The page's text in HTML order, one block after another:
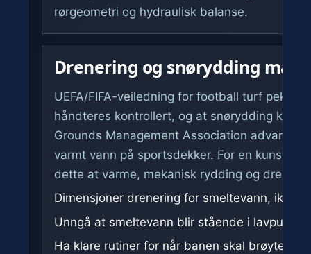
rørgeometri og hydraulisk balanse.
Drenering og snørydding må
UEFA/FIFA-veiledning for football turf peker
håndteres kontrollert, og at snørydding kan
Grounds Management Association advarer
varmt vann på sportsdekker. For en
dette at varme, mekanisk rydding og
Dimensjoner drenering for smeltevann, ikke
Unngå at smeltevann blir stående i
Ha klare rutiner for når banen skal brøytes,